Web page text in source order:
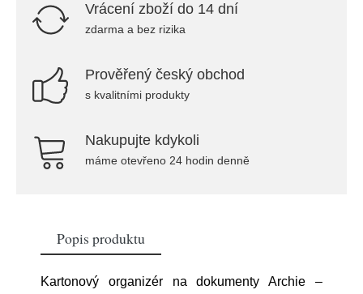
Vrácení zboží do 14 dní
zdarma a bez rizika
Prověřený český obchod
s kvalitními produkty
Nakupujte kdykoli
máme otevřeno 24 hodin denně
Popis produktu
Kartonový organizér na dokumenty Archie –